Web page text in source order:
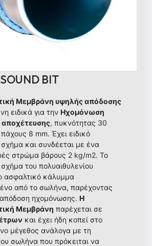
BIT
Μεμβράνη υψηλής απόδοσης
ειδικά για την Ηχομόνωση
, πυκνότητας 30
8 mm. Έχει ειδικό
και συνδέεται με ένα
στρώμα βάρους 2 kg/m2. Το
του πολυαιθυλενίου
ασφαλτικό κάλυμμα
από το σωλήνα, παρέχοντας
ηχομόνωσης. Η
Μεμβράνη παρέχεται σε
και έχει ήδη κοπεί στο
μέγεθος ανάλογα με τη
σωλήνα που πρόκειται να